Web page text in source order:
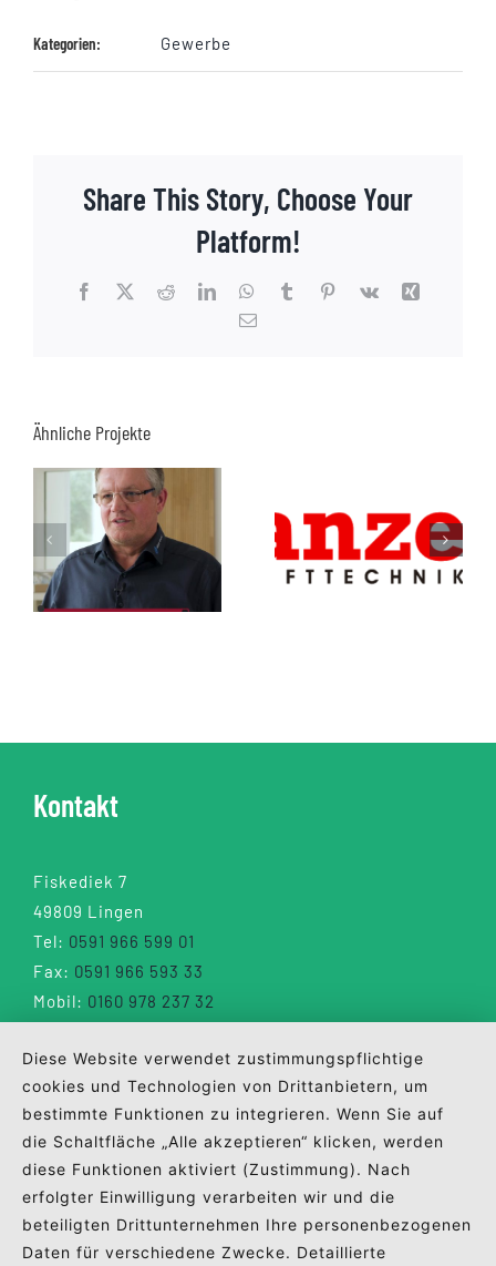
Kategorien: Gewerbe
Share This Story, Choose Your
Platform!
Facebook Reddit LinkedInWhatsApp
TumblrPinterest
Vk
E-
Ähnliche Projekte
Kontakt
Fiskediek 7
49809 Lingen
Tel: 0591 966 599 01
Fax: 0591 966 593 33
Mobil: 0160 978 237 32
Diese Website verwendet zustimmungspflichtige
cookies und Technologien von Drittanbietern, um
bestimmte Funktionen zu integrieren. Wenn Sie auf
die Schaltfläche „Alle akzeptieren“ klicken, werden
diese Funktionen aktiviert (Zustimmung). Nach
erfolgter Einwilligung verarbeiten wir und die
beteiligten Drittunternehmen Ihre personenbezogenen
Daten für verschiedene Zwecke. Detaillierte